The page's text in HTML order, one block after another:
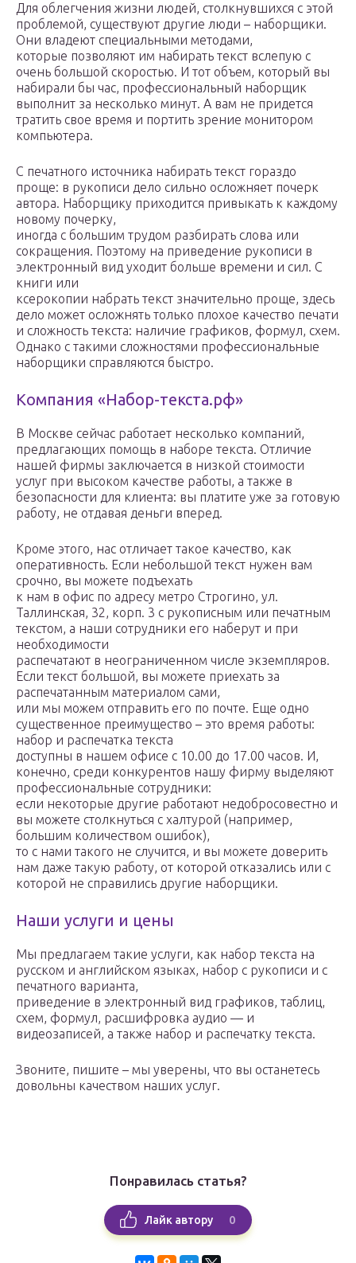
Для облегчения жизни людей, столкнувшихся с этой
проблемой, существуют другие люди – наборщики.
Они владеют специальными методами,
которые позволяют им набирать текст вслепую с
очень большой скоростью. И тот объем, который вы
набирали бы час, профессиональный наборщик
выполнит за несколько минут. А вам не придется
тратить свое время и портить зрение монитором
компьютера.
С печатного источника набирать текст гораздо
проще: в рукописи дело сильно осложняет почерк
автора. Наборщику приходится привыкать к каждому
новому почерку,
иногда с большим трудом разбирать слова или
сокращения. Поэтому на приведение рукописи в
электронный вид уходит больше времени и сил. С
книги или
ксерокопии набрать текст значительно проще, здесь
дело может осложнять только плохое качество печати
и сложность текста: наличие графиков, формул, схем.
Однако с такими сложностями профессиональные
наборщики справляются быстро.
Компания «Набор-текста.рф»
В Москве сейчас работает несколько компаний,
предлагающих помощь в наборе текста. Отличие
нашей фирмы заключается в низкой стоимости
услуг при высоком качестве работы, а также в
безопасности для клиента: вы платите уже за готовую
работу, не отдавая деньги вперед.
Кроме этого, нас отличает такое качество, как
оперативность. Если небольшой текст нужен вам
срочно, вы можете подъехать
к нам в офис по адресу метро Строгино, ул.
Таллинская, 32, корп. 3 с рукописным или печатным
текстом, а наши сотрудники его наберут и при
необходимости
распечатают в неограниченном числе экземпляров.
Если текст большой, вы можете приехать за
распечатанным материалом сами,
или мы можем отправить его по почте. Еще одно
существенное преимущество – это время работы:
набор и распечатка текста
доступны в нашем офисе с 10.00 до 17.00 часов. И,
конечно, среди конкурентов нашу фирму выделяют
профессиональные сотрудники:
если некоторые другие работают недобросовестно и
вы можете столкнуться с халтурой (например,
большим количеством ошибок),
то с нами такого не случится, и вы можете доверить
нам даже такую работу, от которой отказались или с
которой не справились другие наборщики.
Наши услуги и цены
Мы предлагаем такие услуги, как набор текста на
русском и английском языках, набор с рукописи и с
печатного варианта,
приведение в электронный вид графиков, таблиц,
схем, формул, расшифровка аудио — и
видеозаписей, а также набор и распечатку текста.
Звоните, пишите – мы уверены, что вы останетесь
довольны качеством наших услуг.
Понравилась статья?
Лайк автору 0